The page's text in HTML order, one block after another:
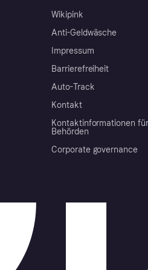
Wikipink
Anti-Geldwäsche
Impressum
Barrierefreiheit
Auto-Track
Kontakt
Kontaktinformationen für
Behörden
Corporate governance